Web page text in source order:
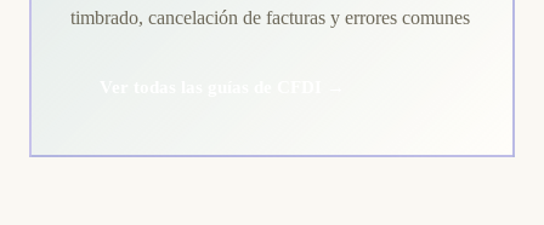
timbrado, cancelación de facturas y errores comunes